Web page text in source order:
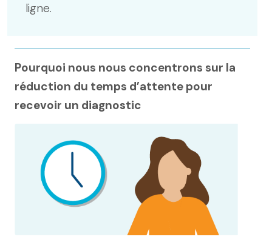
ligne.
Pourquoi nous nous concentrons sur la
réduction du temps d’attente pour
recevoir un diagnostic